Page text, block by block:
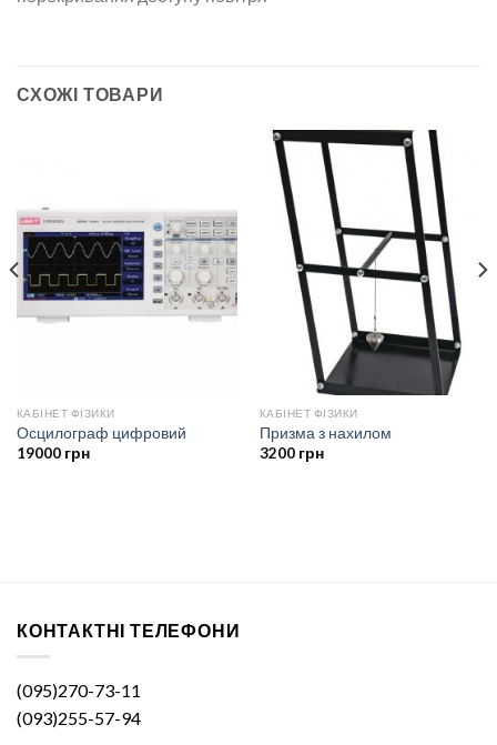
СХОЖІ ТОВАРИ
КАБІНЕТ ФІЗИКИ
Осцилограф цифровий
19000 грн
КАБІНЕТ ФІЗИКИ
Призма з нахилом
3200 грн
КОНТАКТНІ ТЕЛЕФОНИ
(095)270-73-11
(093)255-57-94